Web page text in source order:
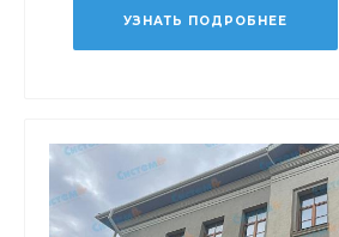
УЗНАТЬ ПОДРОБНЕЕ